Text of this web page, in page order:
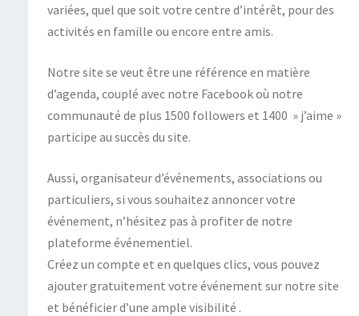
variées, quel que soit votre centre d’intérêt, pour des
activités en famille ou encore entre amis.
Notre site se veut être une référence en matière
d’agenda, couplé avec notre Facebook où notre
communauté de plus 1500 followers et 1400 » j’aime »
participe au succès du site.
Aussi, organisateur d’événements, associations ou
particuliers, si vous souhaitez annoncer votre
événement, n’hésitez pas à profiter de notre
plateforme événementiel.
Créez un compte et en quelques clics, vous pouvez
ajouter gratuitement votre événement sur notre site
et bénéficier d’une ample visibilité .